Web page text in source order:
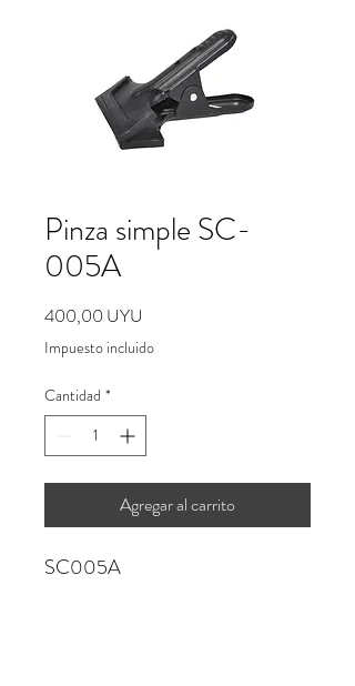
Pinza simple SC-
005A
400,00 UYU
Impuesto incluido
Cantidad *
Agregar al carrito
SC005A